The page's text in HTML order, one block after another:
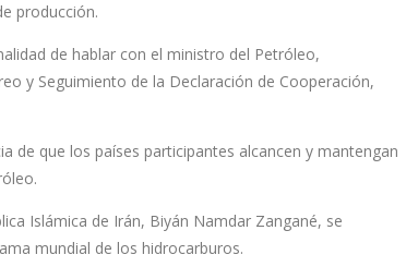
producción.
de hablar con el ministro del Petróleo,
y Seguimiento de la Declaración de Cooperación,
de que los países participantes alcancen y mantengan
Islámica de Irán, Biyán Namdar Zangané, se
mundial de los hidrocarburos.